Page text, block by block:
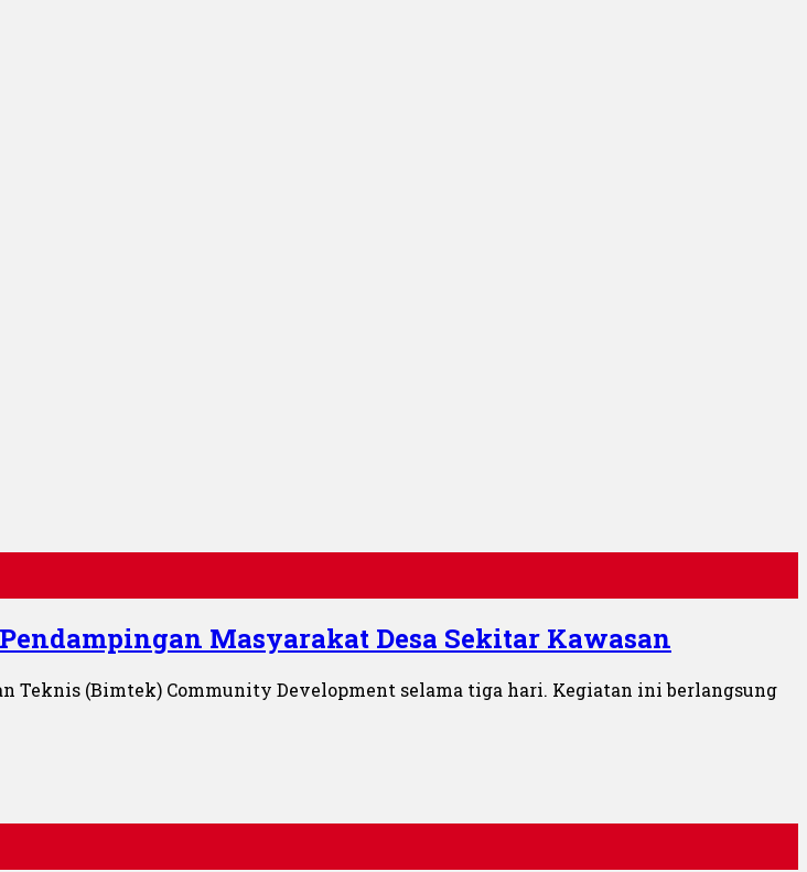
Masyarakat Desa Sekitar Kawasan
Teknis (Bimtek) Community Development selama tiga hari. Kegiatan ini berlangsung